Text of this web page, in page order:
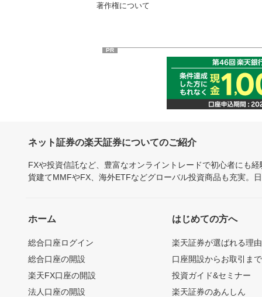
著作権について
PR
ネット証券の楽天証券についてのご紹介
FXや投資信託など、豊富なオンライントレードで初心者にも
貨建てMMFやFX、海外ETFなどグローバル投資商品も充実。
ホーム
総合口座ログイン
総合口座の開設
楽天FX口座の開設
法人口座の開設
はじめての方へ
楽天証券が選ばれる理由
口座開設からお取引ま
投資ガイド&セミナー
楽天証券のあんしん